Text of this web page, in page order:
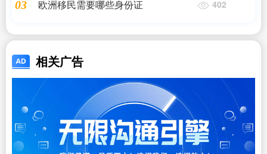
03 欧洲移民需要哪些身份证 402
相关广告